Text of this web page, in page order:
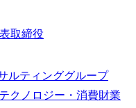
取締役
ルティンググループ
クノロジー・消費財業